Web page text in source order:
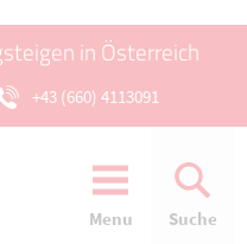
in Österreich
+43 (660) 4113091
Menu Suche